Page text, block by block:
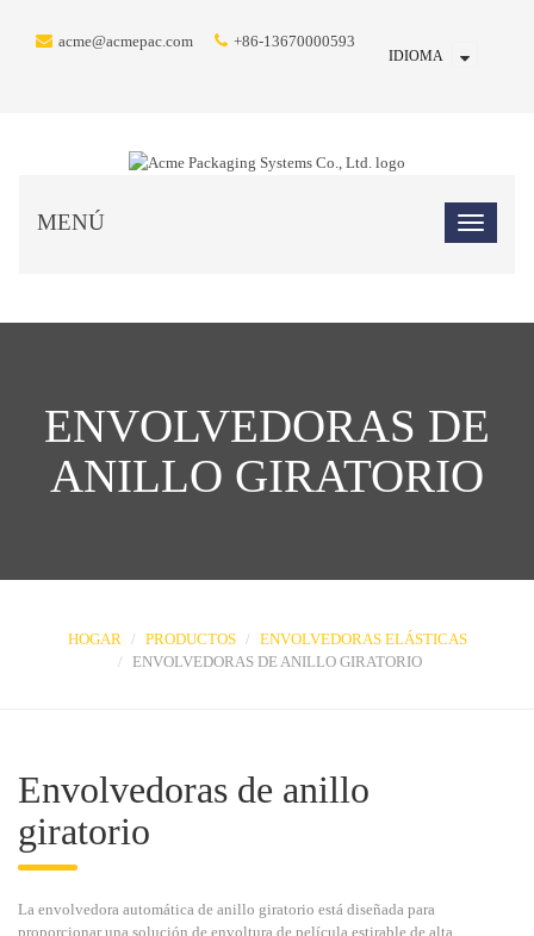
acme@acmepac.com +86-13670000593
IDIOMA
MENÚ
ENVOLVEDORAS DE
ANILLO GIRATORIO
HOGAR PRODUCTOS
ENVOLVEDORAS ELÁSTICAS
ENVOLVEDORAS DE ANILLO GIRATORIO
Envolvedoras de anillo
giratorio
La envolvedora automática de anillo giratorio está diseñada para
proporcionar una solución de envoltura de película estirable de alta